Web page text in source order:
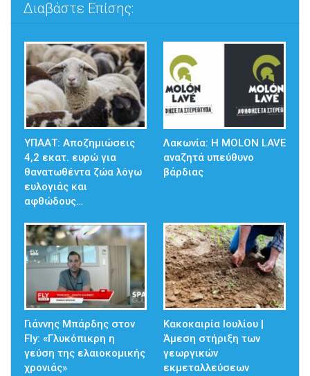
Διαβάστε Επίσης:
ΥΠΑΑΤ: Αποζημιώσεις
4,2 εκατ. ευρώ για
θανατωθέντα ζώα λόγω
ευλογιάς και
αφθώδους…
Λακωνία: Η MOLON LAVE
αναζητά υπεύθυνο
βάρδιας
Γιάννης Μπάρδης στον
Fly: «Γλυκόπικρη η
γεύση της ελαιοκομικής
χρονιάς»
Κακοκαιρία Ιουλίου |
Άμεση στήριξη των
γεωργικών
εκμεταλλεύσεων